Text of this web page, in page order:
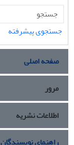
جستجوی پیشرفته
صفحه اصلی
مرور
اطلاعات نشریه